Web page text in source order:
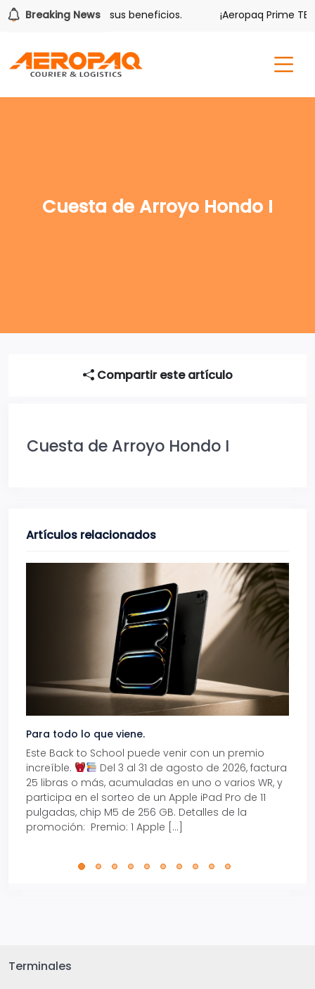
Breaking News
también tiene sus beneficios. ¡Aeropaq Prime TE
Cuesta de Arroyo Hondo I
Compartir este artículo
Cuesta de Arroyo Hondo I
Artículos relacionados
Para todo lo que viene.
Este Back to School puede venir con un premio
increíble.
Del 3 al 31 de agosto de 2026, factura
25 libras o más, acumuladas en uno o varios WR, y
participa en el sorteo de un Apple iPad Pro de 11
pulgadas, chip M5 de 256 GB. Detalles de la
promoción: Premio: 1 Apple […]
Terminales